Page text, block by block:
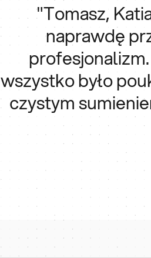
"Tomasz,
naprawdę
wszystko było
czystym